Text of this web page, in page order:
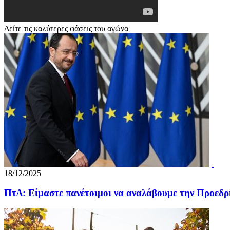
Δείτε τις καλύτερες φάσεις του αγώνα
18/12/2025
ΠτΔ: Είμαστε πανέτοιμοι να αναλάβουμε την